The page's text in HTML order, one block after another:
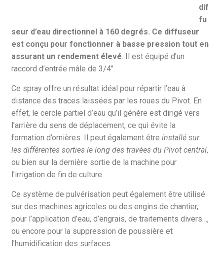
dif
fu
seur d’eau directionnel à 160 degrés. Ce diffuseur
est conçu pour fonctionner à basse pression tout en
assurant un rendement élevé. Il est équipé d’un
raccord d’entrée mâle de 3/4″.
Ce spray offre un résultat idéal pour répartir l’eau à
distance des traces laissées par les roues du Pivot. En
effet, le cercle partiel d’eau qu’il génère est dirigé vers
l’arrière du sens de déplacement, ce qui évite la
formation d’ornières. Il peut également êtreinstallé sur
les différentes sorties le long des travées du Pivot central,
ou bien sur la dernière sortie de la machine pour
l’irrigation de fin de culture.
Ce système de pulvérisation peut également être utilisé
sur des machines agricoles ou des engins de chantier,
pour l’application d’eau, d’engrais, de traitements divers…,
ou encore pour la suppression de poussière et
l’humidification des surfaces.